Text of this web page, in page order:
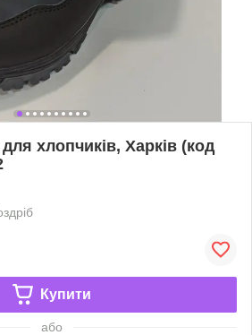
хлопчиків, Харків (код
Купити
або